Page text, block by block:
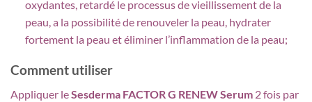
oxydantes, retardé le processus de vieillissement de la
peau, a la possibilité de renouveler la peau, hydrater
fortement la peau et éliminer l’inflammation de la peau;
Comment utiliser
Appliquer leSesderma FACTOR G RENEW Serum 2 fois par